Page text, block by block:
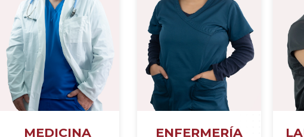
MEDICINA ENFERMERÍA